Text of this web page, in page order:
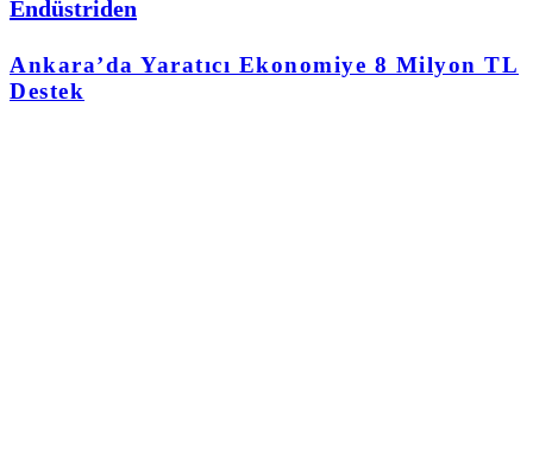
Endüstriden
Ankara’da Yaratıcı Ekonomiye 8 Milyon TL
Destek